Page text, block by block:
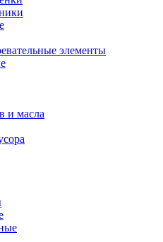
элементы
и масла